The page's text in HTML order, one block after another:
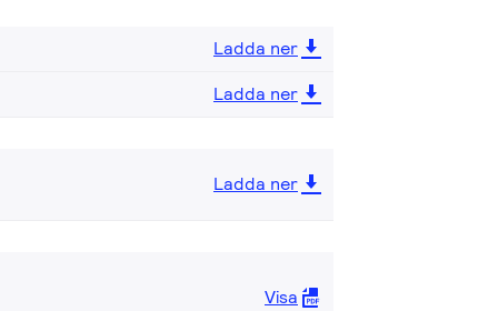
Ladda ner
Ladda ner
Ladda ner
Visa